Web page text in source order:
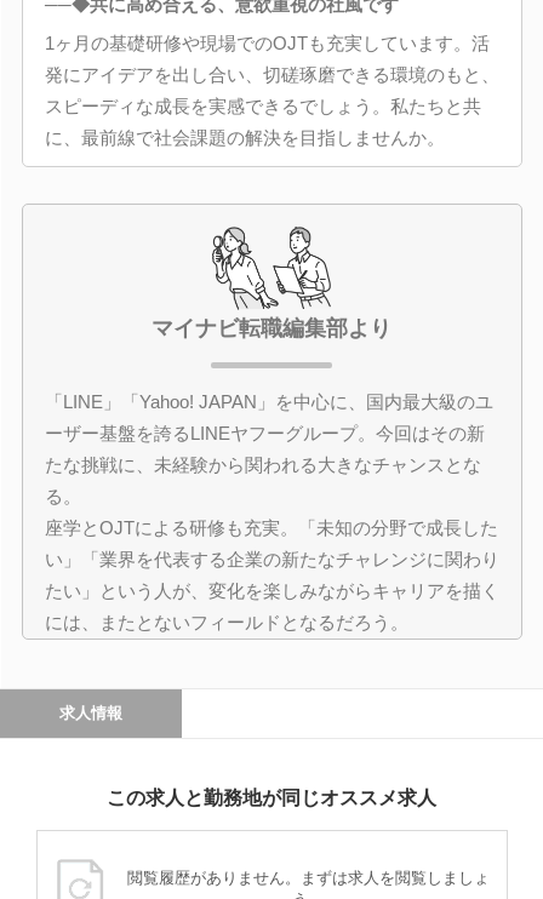
──◆共に高め合える、意欲重視の社風です
1ヶ月の基礎研修や現場でのOJTも充実しています。活
発にアイデアを出し合い、切磋琢磨できる環境のもと、
スピーディな成長を実感できるでしょう。私たちと共
に、最前線で社会課題の解決を目指しませんか。
マイナビ転職編集部より
「LINE」「Yahoo! JAPAN」を中心に、国内最大級のユ
ーザー基盤を誇るLINEヤフーグループ。今回はその新
たな挑戦に、未経験から関われる大きなチャンスとな
る。
座学とOJTによる研修も充実。「未知の分野で成長した
い」「業界を代表する企業の新たなチャレンジに関わり
たい」という人が、変化を楽しみながらキャリアを描く
には、またとないフィールドとなるだろう。
求人情報
この求人と勤務地が同じオススメ求人
閲覧履歴がありません。まずは求人を閲覧しましょ